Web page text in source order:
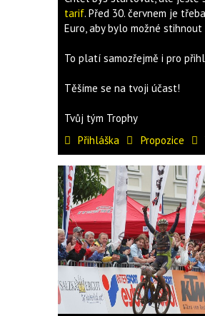
tarif. Před 30. červnem je
Euro, aby bylo možné
To platí samozřejmě i pro
Těšíme se na tvoji účast!
Tvůj tým Trophy
Přihláška
Propozice